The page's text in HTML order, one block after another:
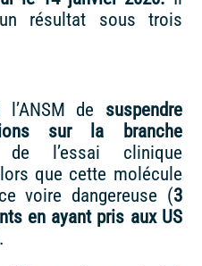
résultat sous trois
l’ANSM de suspendre
sur la branche
l’essai clinique
que cette molécule
voire dangereuse (3
en ayant pris aux US